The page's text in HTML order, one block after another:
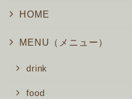
HOME
MENU（メニュー）
drink
food